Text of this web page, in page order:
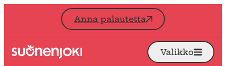
Siirry sisältöön
Anna palautetta
Etusivu Avaa
Valikko